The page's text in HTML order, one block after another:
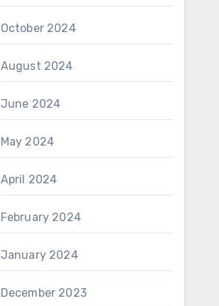
October 2024
August 2024
June 2024
May 2024
April 2024
February 2024
January 2024
December 2023